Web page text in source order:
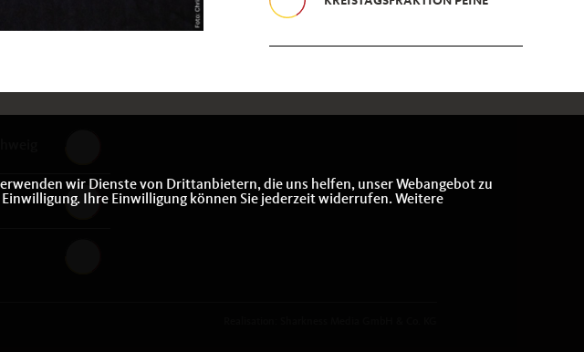
wir Dienste von Drittanbietern, die uns helfen, unser Webangebot zu
Ihre Einwilligung können Sie jederzeit widerrufen. Weitere